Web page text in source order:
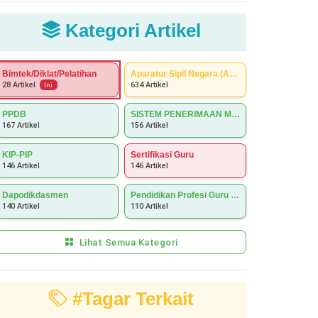
Kategori Artikel
Bimtek/Diklat/Pelatihan
28 Artikel Ini
Aparatur Sipil Negara (ASN)
634 Artikel
PPDB
167 Artikel
SISTEM PENERIMAAN MURID BARU (SPMB)
156 Artikel
KIP-PIP
146 Artikel
Sertifikasi Guru
146 Artikel
Dapodikdasmen
140 Artikel
Pendidikan Profesi Guru (PPG)
110 Artikel
Lihat Semua Kategori
#Tagar Terkait